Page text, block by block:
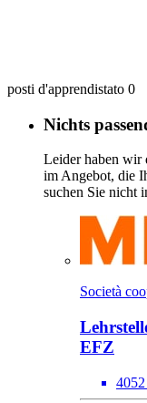
posti d'apprendistato 0
Nichts
Leider haben wir
im Angebot, die
suchen Sie nicht
Società
EFZ